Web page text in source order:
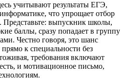
учитывают результаты ЕГЭ,
что упрощает отбор
Представьте: выпускник школы,
баллы, сразу попадает в группу
Честно говоря, это шанс
к специальности без
требования включают
и мотивационное письмо,